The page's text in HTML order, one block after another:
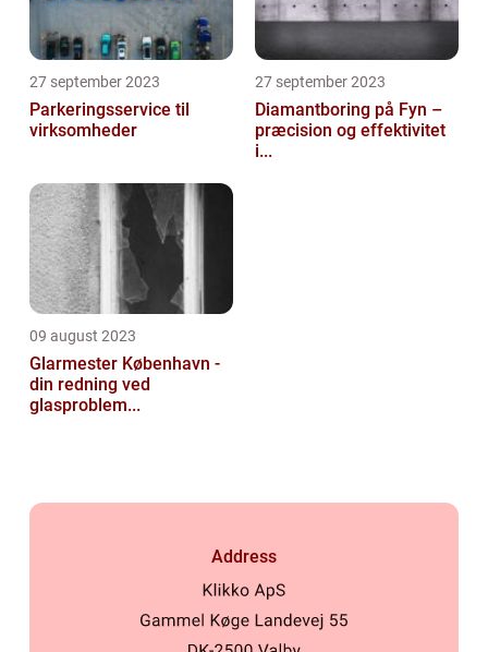
27 september 2023
Parkeringsservice til
virksomheder
27 september 2023
Diamantboring på Fyn –
præcision og effektivitet
i...
09 august 2023
Glarmester København -
din redning ved
glasproblem...
Address